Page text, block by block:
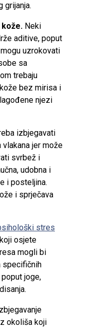
grijanja.
Neki
aditive, poput
uzrokovati
sa
trebaju
bez mirisa i
njezi
izbjegavati
jer može
svrbež i
udobna i
i posteljina.
i sprječava
stres
osjete
mogli bi
specifičnih
joge,
okoliša koji